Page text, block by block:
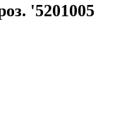
'5201005